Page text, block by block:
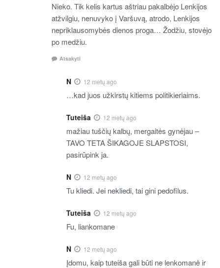
Nieko. Tik kelis kartus aštriau pakalbėjo Lenkijos
atžvilgiu, nenuvyko į Varšuvą, atrodo, Lenkijos
nepriklausomybės dienos proga… Žodžiu, stovėjo
po medžiu.
Atsakyti
N 12 metų ago
…kad juos užkirstų kitiems politikieriaims.
Tuteiša 12 metų ago
mažiau tuščių kalbų, mergaitės gynėjau –
TAVO TETA ŠIKAGOJE SLAPSTOSI,
pasirūpink ja.
N 12 metų ago
Tu kliedi. Jei nekliedi, tai gini pedofilus.
Tuteiša 12 metų ago
Fu, liankomane
N 12 metų ago
Įdomu, kaip tuteiša gali būti ne lenkomanė ir